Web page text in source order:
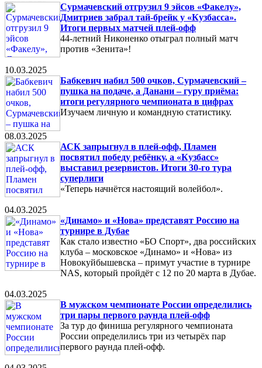
Сурмачевский отгрузил 9 эйсов «Факелу»,
Дмитриев забрал тай-брейк у «Кузбасса».
Итоги первых матчей плей-офф
44-летний Никоненко отыграл полный матч
против «Зенита»!
10.03.2025
Бабкевич набил 500 очков, Сурмачевский –
пушка на подаче, а Данани – гуру приёма:
итоги регулярного чемпионата в цифрах
Изучаем личную и командную статистику.
08.03.2025
АСК запрыгнул в плей-офф, Пламен
посвятил победу ребёнку, а «Кузбасс»
выставил резервистов. Итоги 30-го тура
суперлиги
«Теперь начнётся настоящий волейбол».
04.03.2025
«Динамо» и «Нова» представят Россию на
турнире в Дубае
Как стало известно «БО Спорт», два российских
клуба – московское «Динамо» и «Нова» из
Новокуйбышевска – примут участие в турнире
NAS, который пройдёт с 12 по 20 марта в Дубае.
04.03.2025
В мужском чемпионате России определились
три пары первого раунда плей-офф
За тур до финиша регулярного чемпионата
России определились три из четырёх пар
первого раунда плей-офф.